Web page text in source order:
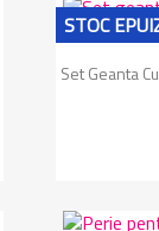

Set Geanta
STOC